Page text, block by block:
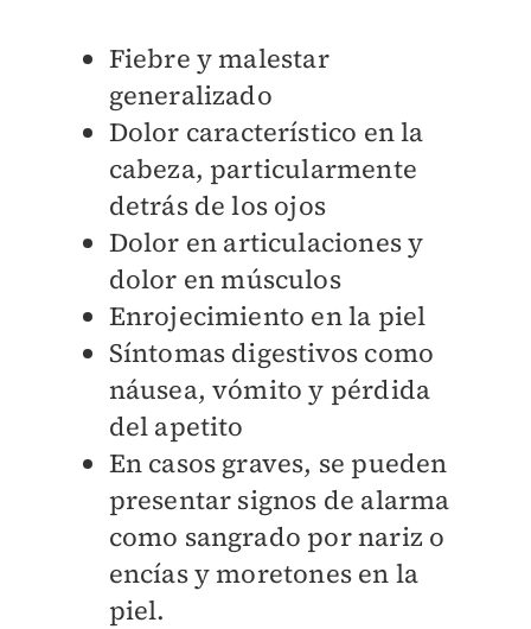
Fiebre y malestar
generalizado
Dolor característico en la
cabeza, particularmente
detrás de los ojos
Dolor en articulaciones y
dolor en músculos
Enrojecimiento en la piel
Síntomas digestivos como
náusea, vómito y pérdida
del apetito
En casos graves, se pueden
presentar signos de alarma
como sangrado por nariz o
encías y moretones en la
piel.